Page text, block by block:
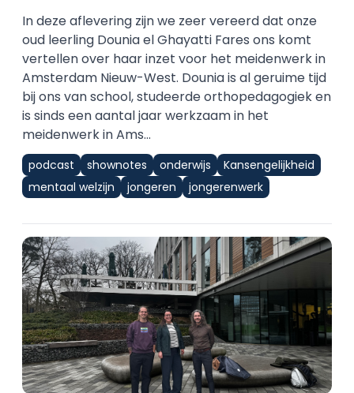
In deze aflevering zijn we zeer vereerd dat onze
oud leerling Dounia el Ghayatti Fares ons komt
vertellen over haar inzet voor het meidenwerk in
Amsterdam Nieuw-West. Dounia is al geruime tijd
bij ons van school, studeerde orthopedagogiek en
is sinds een aantal jaar werkzaam in het
meidenwerk in Ams...
podcast shownotes onderwijs
Kansengelijkheid
mentaal welzijn
jongeren jongerenwerk